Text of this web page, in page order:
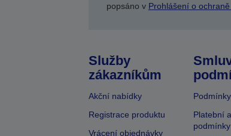
popsáno v Prohlášení o
Služby
zákazníkům
Akční nabídky
Registrace produktu
Vrácení objednávky
Platební
podmínky